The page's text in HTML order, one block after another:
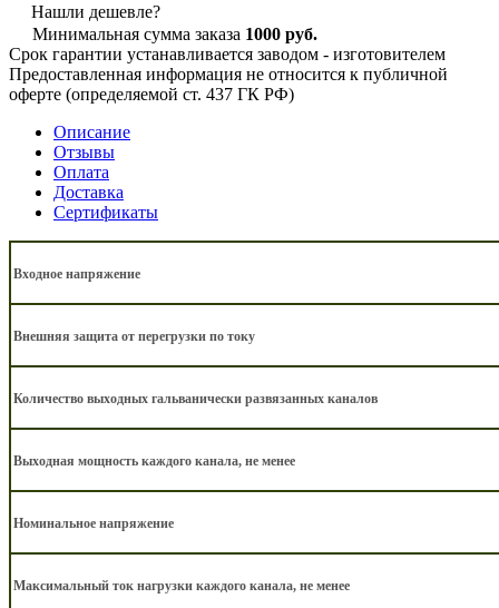
Нашли дешевле?
Минимальная сумма заказа 1000 руб.
Срок гарантии устанавливается заводом - изготовителем
Предоставленная информация не относится к публичной
оферте (определяемой ст. 437 ГК РФ)
Описание
Отзывы
Оплата
Доставка
Сертификаты
Входное напряжение
Внешняя защита от перегрузки по току
Количество выходных гальванически развязанных каналов
Выходная мощность каждого канала, не менее
Номинальное напряжение
Максимальный ток нагрузки каждого канала, не менее